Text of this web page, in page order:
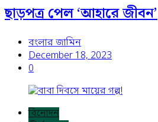
ছাড়পত্র পেল ‘আহারে জীবন’
বংলার জামিন
December 18, 2023
0
বিনোদন